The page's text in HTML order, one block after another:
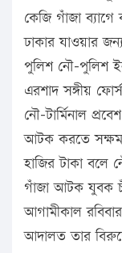
কেজি গাঁজা
ঢাকার যাওয়ার
পুলিশ নৌ-পুলিশ
এরশাদ সঙ্গীয়
নৌ-টার্মিনাল
আটক করতে
হাজির টাকা বলে
গাঁজা আটক যুবক
আগামীকাল
আদালত তার